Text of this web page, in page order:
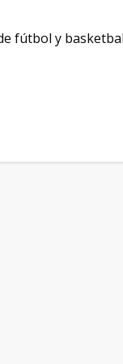
fútbol y